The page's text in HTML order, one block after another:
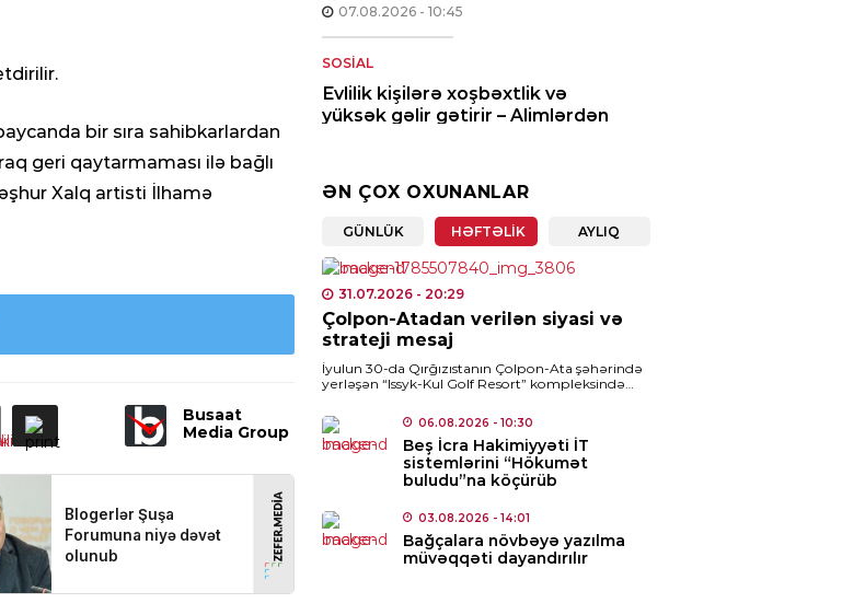
bir sıra sahibkarlardan
geri qaytarmaması ilə bağlı
Xalq artisti İlhamə
Busaat
Media Group
07.08.2026 - 10:45
SOSIAL
Evlilik kişilərə xoşbəxtlik və
yüksək gəlir gətirir – Alimlərdən
CƏMIYYƏT
Müqavilə olmasa da, müəllif
qonorarı ödənilməlidir – Ali
Məhkəmədən mühüm qərar
07.08.2026- 10:10
XARICI SIYASET
Ermənistana buğda və daş kömür
göndəriləcək
07.08.2026- 09:47
TURIZM
Türkiyədəki bu tarixi abidə
ƏN ÇOX OXUNANLAR
GÜNLÜK HƏFTƏLIK AYLIQ
31.07.2026 - 20:29
Çolpon-Atadan verilən siyasi və
strateji mesaj
İyulun 30-da Qırğızıstanın Çolpon-Ata şəhərində
yerləşən “Issyk-Kul Golf Resort” kompleksində
İlham Əliyevin Qırğızıstan Prezidenti Sadır […]
06.08.2026 - 10:30
Beş İcra Hakimiyyəti İT
sistemlərini “Hökumət
buludu”na köçürüb
03.08.2026 - 14:01
Bağçalara növbəyə yazılma
müvəqqəti dayandırılır